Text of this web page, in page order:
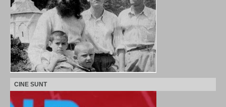
CINE SUNT